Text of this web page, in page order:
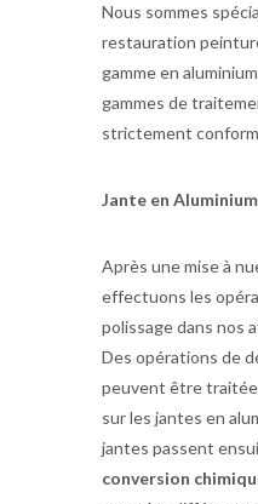
Nous sommes
restauration
gamme en
gammes de
strictement
Jante en Aluminium
Après une mise à
effectuons les
polissage dans nos
Des opérations de
peuvent être
sur les jantes en
jantes passent
conversion